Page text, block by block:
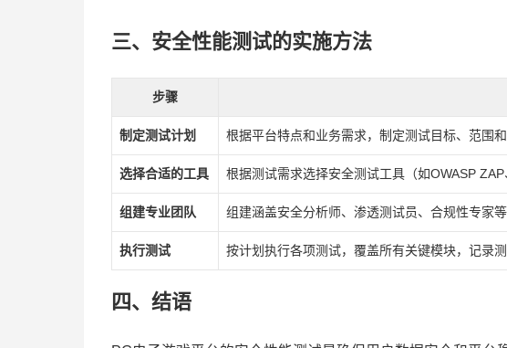
三、安全性能测试的实施方法
步骤
制定测试计划 根据平台特点和业务需求，制定测试目标、范围
选择合适的工具 根据测试需求选择安全测试工具（如OWASP
组建专业团队 组建涵盖安全分析师、渗透测试员、合规性专家
执行测试 按计划执行各项测试，覆盖所有关键模块，记录
四、结语